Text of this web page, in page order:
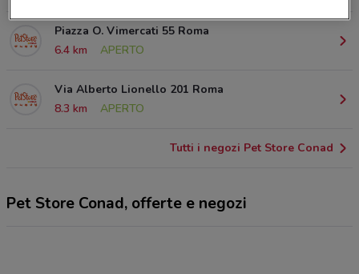
Piazza O. Vimercati 55 Roma
6.4 km
APERTO
Via Alberto Lionello 201 Roma
8.3 km
APERTO
Tutti i negozi Pet Store Conad
Pet Store Conad, offerte e negozi